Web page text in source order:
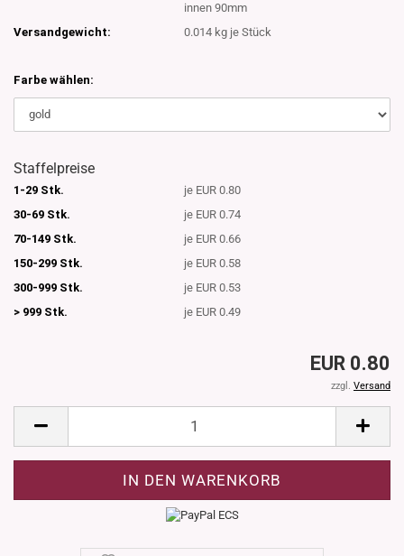
innen 90mm
Versandgewicht:
0.014 kg je Stück
Farbe wählen:
Staffelpreise
1-29 Stk.
je EUR 0.80
30-69 Stk.
je EUR 0.74
70-149 Stk.
je EUR 0.66
150-299 Stk.
je EUR 0.58
300-999 Stk.
je EUR 0.53
> 999 Stk.
je EUR 0.49
EUR 0.80
zzgl. Versand